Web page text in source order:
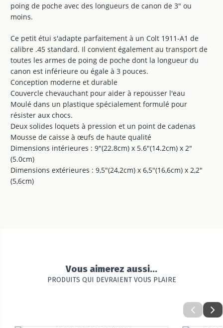
poing de poche avec des longueurs de canon de 3" ou
moins.
Ce petit étui s'adapte parfaitement à un Colt 1911-A1 de
calibre .45 standard. Il convient également au transport de
toutes les armes de poing de poche dont la longueur du
canon est inférieure ou égale à 3 pouces.
Conception moderne et durable
Couvercle chevauchant pour aider à repousser l'eau
Moulé dans un plastique spécialement formulé pour
résister aux chocs.
Deux solides loquets à pression et un point de cadenas
Mousse de caisse à œufs de haute qualité
Dimensions intérieures : 9"(22.8cm) x 5.6"(14.2cm) x 2"
(5.0cm)
Dimensions extérieures : 9,5"(24,2cm) x 6,5"(16,6cm) x 2,2"
(5,6cm)
Vous aimerez aussi...
PRODUITS QUI DEVRAIENT VOUS PLAIRE